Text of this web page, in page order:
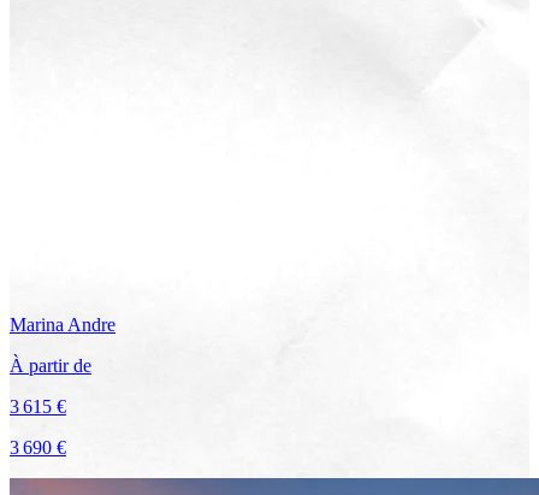
Marina Andre
À partir de
3 615 €
3 690 €